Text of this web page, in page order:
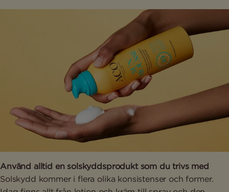
Använd alltid en solskyddsprodukt som du trivs med
Solskydd kommer i flera olika konsistenser och former.